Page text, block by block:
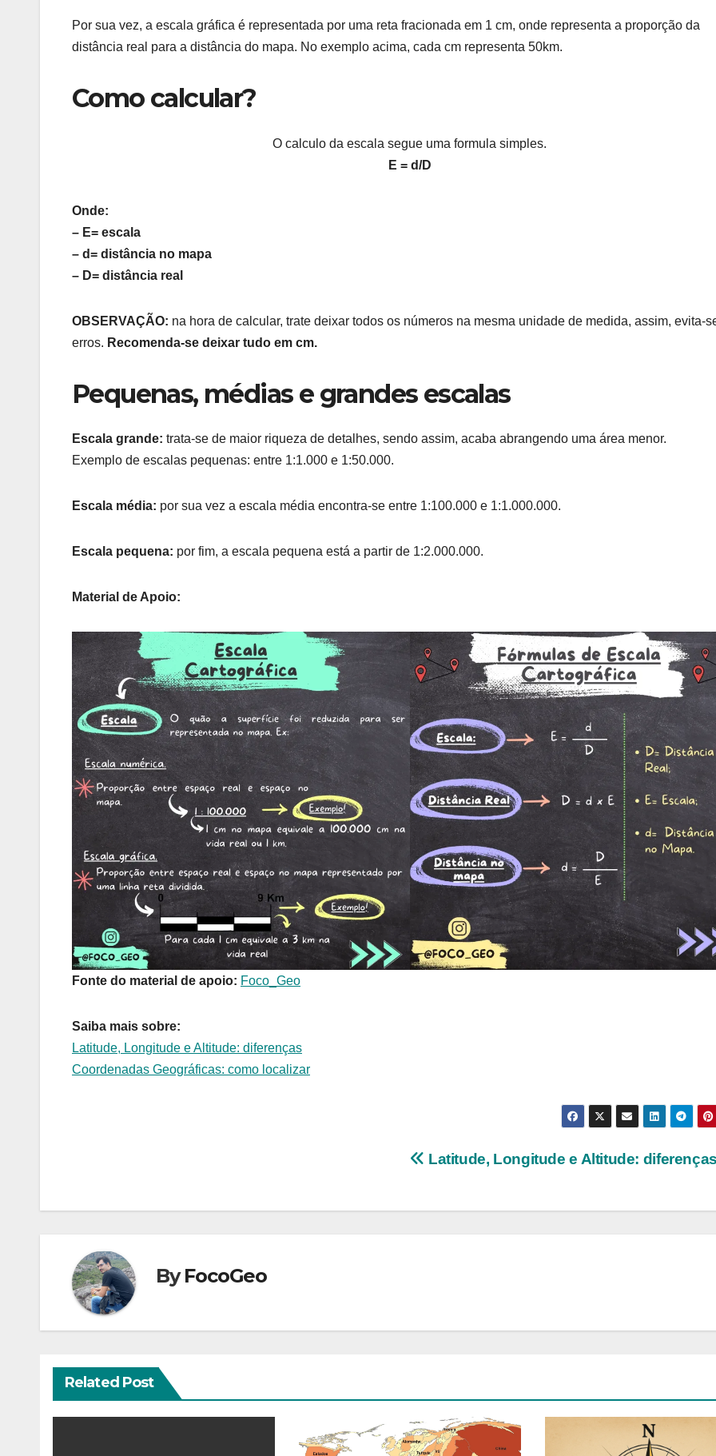
Por sua vez, a escala gráfica é representada por uma reta fracionada em 1 cm, onde representa a proporção da
distância real para a distância do mapa. No exemplo acima, cada cm representa 50km.
Como calcular?
O calculo da escala segue uma formula simples.
E = d/D
Onde:
– E= escala
– d= distância no mapa
– D= distância real
OBSERVAÇÃO: na hora de calcular, trate deixar todos os números na mesma unidade de medida, assim, evita-
erros. Recomenda-se deixar tudo em cm.
Pequenas, médias e grandes escalas
Escala grande: trata-se de maior riqueza de detalhes, sendo assim, acaba abrangendo uma área menor.
Exemplo de escalas pequenas: entre 1:1.000 e 1:50.000.
Escala média: por sua vez a escala média encontra-se entre 1:100.000 e 1:1.000.000.
Escala pequena: por fim, a escala pequena está a partir de 1:2.000.000.
Material de Apoio:
Fonte do material de apoio: Foco_Geo
Saiba mais sobre:
Latitude, Longitude e Altitude: diferenças
Coordenadas Geográficas: como localizar
Latitude, Longitude e Altitude:
ByFocoGeo
Related Post